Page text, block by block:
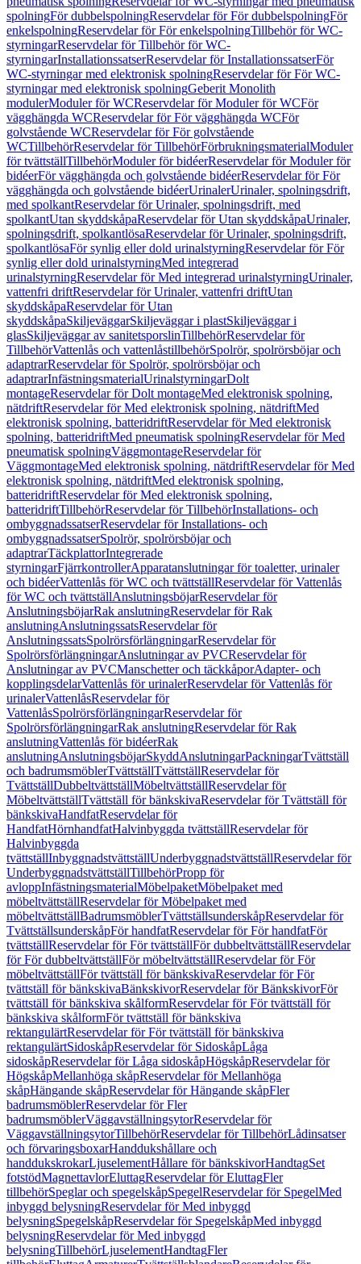
spolningFör dubbelspolningReservdelar för För dubbelspolningFör
enkelspolningReservdelar för För enkelspolningTillbehör för WC-
styrningarReservdelar för Tillbehör för WC-
styrningarInstallationssatserReservdelar för InstallationssatserFör
WC-styrningar med elektronisk spolningReservdelar för För WC-
styrningar med elektronisk spolningGeberit Monolith
modulerModuler för WCReservdelar för Moduler för WCFör
vägghängda WCReservdelar för För vägghängda WCFör
golvstående WCReservdelar för För golvstående
WCTillbehörReservdelar för TillbehörFörbrukningsmaterialModuler
för tvättställTillbehörModuler för bidéerReservdelar för Moduler för
bidéerFör vägghängda och golvstående bidéerReservdelar för För
vägghängda och golvstående bidéerUrinalerUrinaler, spolningsdrift,
med spolkantReservdelar för Urinaler, spolningsdrift, med
spolkantUtan skyddskåpaReservdelar för Utan skyddskåpaUrinaler,
spolningsdrift, spolkantlösaReservdelar för Urinaler, spolningsdrift,
spolkantlösaFör synlig eller dold urinalstyrningReservdelar för För
synlig eller dold urinalstyrningMed integrerad
urinalstyrningReservdelar för Med integrerad urinalstyrningUrinaler,
vattenfri driftReservdelar för Urinaler, vattenfri driftUtan
skyddskåpaReservdelar för Utan
skyddskåpaSkiljeväggarSkiljeväggar i plastSkiljeväggar i
glasSkiljeväggar av sanitetsporslinTillbehörReservdelar för
TillbehörVattenlås och vattenlåstillbehörSpolrör, spolrörsböjar och
adaptrarReservdelar för Spolrör, spolrörsböjar och
adaptrarInfästningsmaterialUrinalstyrningarDolt
montageReservdelar för Dolt montageMed elektronisk spolning,
nätdriftReservdelar för Med elektronisk spolning, nätdriftMed
elektronisk spolning, batteridriftReservdelar för Med elektronisk
spolning, batteridriftMed pneumatisk spolningReservdelar för Med
pneumatisk spolningVäggmontageReservdelar för
VäggmontageMed elektronisk spolning, nätdriftReservdelar för Med
elektronisk spolning, nätdriftMed elektronisk spolning,
batteridriftReservdelar för Med elektronisk spolning,
batteridriftTillbehörReservdelar för TillbehörInstallations- och
ombyggnadssatserReservdelar för Installations- och
ombyggnadssatserSpolrör, spolrörsböjar och
adaptrarTäckplattorIntegrerade
styrningarFjärrkontrollerApparatanslutningar för toaletter, urinaler
och bidéerVattenlås för WC och tvättställReservdelar för Vattenlås
för WC och tvättställAnslutningsböjarReservdelar för
AnslutningsböjarRak anslutningReservdelar för Rak
anslutningAnslutningssatsReservdelar för
AnslutningssatsSpolrörsförlängningarReservdelar för
SpolrörsförlängningarAnslutningar av PVCReservdelar för
Anslutningar av PVCManschetter och täckkåporAdapter- och
kopplingsdelarVattenlås för urinalerReservdelar för Vattenlås för
urinalerVattenlåsReservdelar för
VattenlåsSpolrörsförlängningarReservdelar för
SpolrörsförlängningarRak anslutningReservdelar för Rak
anslutningVattenlås för bidéerRak
anslutningAnslutningsböjarSkyddAnslutningarPackningarTvättställ
och badrumsmöblerTvättställTvättställReservdelar för
TvättställDubbeltvättställMöbeltvättställReservdelar för
MöbeltvättställTvättställ för bänkskivaReservdelar för Tvättställ för
bänkskivaHandfatReservdelar för
HandfatHörnhandfatHalvinbyggda tvättställReservdelar för
Halvinbyggda
tvättställInbyggnadstvättställUnderbyggnadstvättställReservdelar för
UnderbyggnadstvättställTillbehörPropp för
avloppInfästningsmaterialMöbelpaketMöbelpaket med
möbeltvättställReservdelar för Möbelpaket med
möbeltvättställBadrumsmöblerTvättställsunderskåpReservdelar för
TvättställsunderskåpFör handfatReservdelar för För handfatFör
tvättställReservdelar för För tvättställFör dubbeltvättställReservdelar
för För dubbeltvättställFör möbeltvättställReservdelar för För
möbeltvättställFör tvättställ för bänkskivaReservdelar för För
tvättställ för bänkskivaBänkskivorReservdelar för BänkskivorFör
tvättställ för bänkskiva skålformReservdelar för För tvättställ för
bänkskiva skålformFör tvättställ för bänkskiva
rektangulärtReservdelar för För tvättställ för bänkskiva
rektangulärtSidoskåpReservdelar för SidoskåpLåga
sidoskåpReservdelar för Låga sidoskåpHögskåpReservdelar för
HögskåpMellanhöga skåpReservdelar för Mellanhöga
skåpHängande skåpReservdelar för Hängande skåpFler
badrumsmöblerReservdelar för Fler
badrumsmöblerVäggavställningsytorReservdelar för
VäggavställningsytorTillbehörReservdelar för TillbehörLådinsatser
och förvaringsboxarHanddukshållare och
handdukskrokarLjuselementHållare för bänkskivorHandtagSet
fotstödMagnettavlorEluttagReservdelar för EluttagFler
tillbehörSpeglar och spegelskåpSpegelReservdelar för SpegelMed
inbyggd belysningReservdelar för Med inbyggd
belysningSpegelskåpReservdelar för SpegelskåpMed inbyggd
belysningReservdelar för Med inbyggd
belysningTillbehörLjuselementHandtagFler